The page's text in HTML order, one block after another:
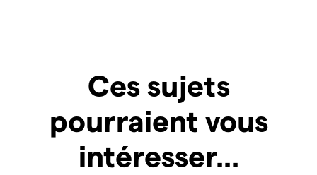
Ces sujets
pourraient vous
intéresser...